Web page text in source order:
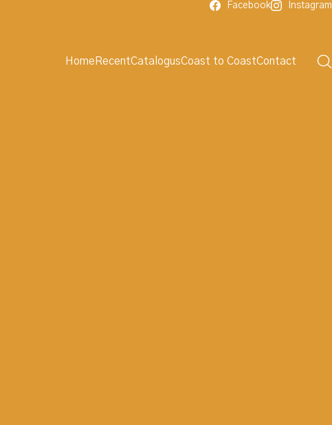
Facebook Instagram
Home RecentCatalogusCoast to CoastContact